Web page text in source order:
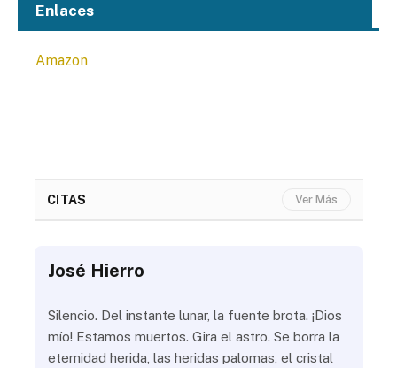
Enlaces
Amazon
CITAS Ver Más
José Hierro
Silencio. Del instante lunar, la fuente brota. ¡Dios
mío! Estamos muertos. Gira el astro. Se borra la
eternidad herida, las heridas palomas, el cristal